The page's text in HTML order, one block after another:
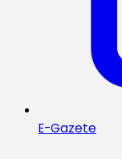
E-Gazete